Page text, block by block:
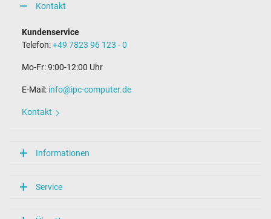
Kontakt
Kundenservice
Telefon:+49 7823 96 123 - 0
Mo-Fr: 9:00-12:00 Uhr
E-Mail: info@ipc-computer.de
Kontakt
Informationen
Service